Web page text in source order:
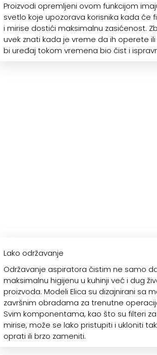
Proizvodi opremljeni ovom funkcijom
svetlo koje upozorava korisnika kada će
i mirise dostići maksimalnu zasićenost.
uvek znati kada je vreme da ih operete
bi uređaj tokom vremena bio čist i
Lako održavanje
Održavanje aspiratora čistim ne samo
maksimalnu higijenu u kuhinji već i dug
proizvoda. Modeli Elica su dizajnirani sa
završnim obradama za trenutne
Svim komponentama, kao što su filteri
mirise, može se lako pristupiti i ukloniti
oprati ili brzo zameniti.